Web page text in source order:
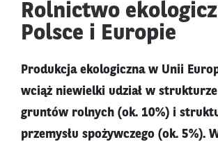
Rolnictwo
Polsce i Europie
Produkcja ekologiczna w Unii
wciąż niewielki udział w
gruntów rolnych (ok. 10%) i
przemysłu spożywczego (ok. 5%).